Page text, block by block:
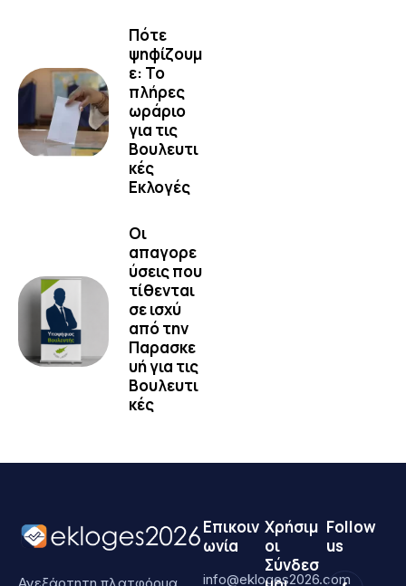
Πότε
ψηφίζουμ
ε: Το
πλήρες
ωράριο
για τις
Βουλευτι
κές
Εκλογές
Οι
απαγορε
ύσεις που
τίθενται
σε ισχύ
από την
Παρασκε
υή για τις
Βουλευτι
κές
Ανεξάρτητη πλατφόρμα
Επικοιν
ωνία
info@ekloges2026.com
Χρήσιμ
οι
Σύνδεσ
Follow
us